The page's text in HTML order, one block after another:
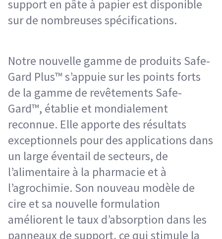
support en pâte à papier est disponible
sur de nombreuses spécifications.
Notre nouvelle gamme de produits Safe-
Gard Plus™ s’appuie sur les points forts
de la gamme de revêtements Safe-
Gard™, établie et mondialement
reconnue. Elle apporte des résultats
exceptionnels pour des applications dans
un large éventail de secteurs, de
l’alimentaire à la pharmacie et à
l’agrochimie. Son nouveau modèle de
cire et sa nouvelle formulation
améliorent le taux d’absorption dans les
panneaux de support, ce qui stimule la